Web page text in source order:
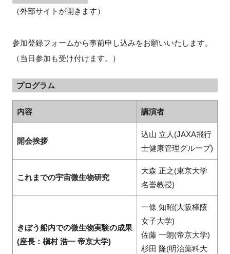
（外部サイトが開きます）
参加登録フォームから事前申し込みをお願いいたします。
（当日参加も受け付けます。）
プログラム
内容 講演者
開会挨拶
込山 立人(JAXA飛行
士健康管理グループ)
これまでの宇宙微生物研究
大森 正之(東京大学
名誉教授)
きぼう船内での微生物実験の成果
(座長：槇村 浩一 帝京大学)
一條 知昭(大阪樟蔭
女子大学)
佐藤 一朗(帝京大学)
杉田 隆(明治薬科大